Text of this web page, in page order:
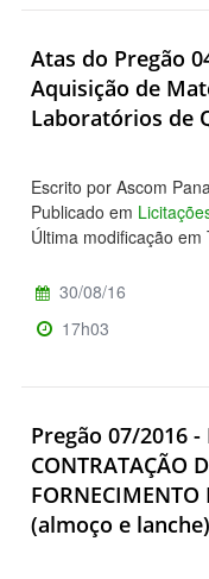
Atas do Pregão
Aquisição de
Laboratórios de
Escrito por Ascom
Publicado em
Última modificação
30/08/16
17h03
Pregão 07/2016 -
CONTRATAÇÃO
FORNECIMENTO
(almoço e lanche)